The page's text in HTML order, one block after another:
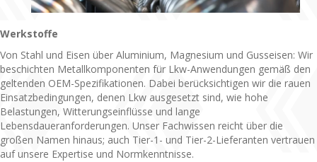
Werkstoffe
Von Stahl und Eisen über Aluminium, Magnesium und Gusseisen: Wir
beschichten Metallkomponenten für Lkw-Anwendungen gemäß den
geltenden OEM-Spezifikationen. Dabei berücksichtigen wir die rauen
Einsatzbedingungen, denen Lkw ausgesetzt sind, wie hohe
Belastungen, Witterungseinflüsse und lange
Lebensdaueranforderungen. Unser Fachwissen reicht über die
großen Namen hinaus; auch Tier-1- und Tier-2-Lieferanten vertrauen
auf unsere Expertise und Normkenntnisse.